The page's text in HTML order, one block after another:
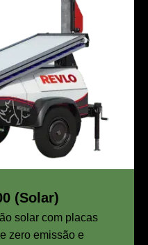
(Solar)
solar com placas
zero emissão e